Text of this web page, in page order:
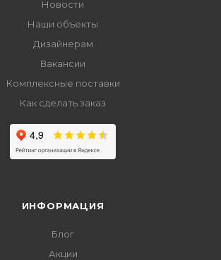
Новости
Наши объекты
Дизайнерам
Вакансии
Комплексные поставки
Как сделать заказ
ИНФОРМАЦИЯ
Блог
Акции